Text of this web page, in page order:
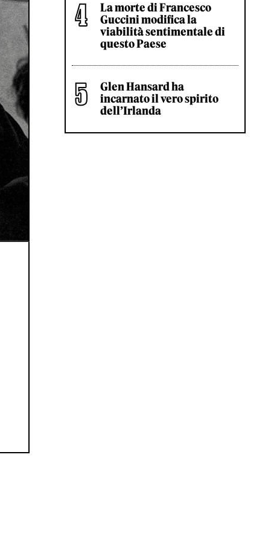
La morte di Francesco
Guccini modifica la
viabilità sentimentale di
questo Paese
Glen Hansard ha
incarnato il vero spirito
dell’Irlanda